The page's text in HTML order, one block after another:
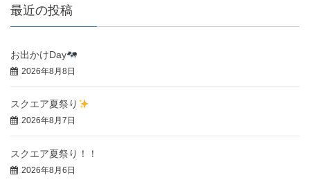
最近の投稿
お出かけDay
2026年8月8日
スクエア夏祭り
2026年8月7日
スクエア夏祭り！！
2026年8月6日